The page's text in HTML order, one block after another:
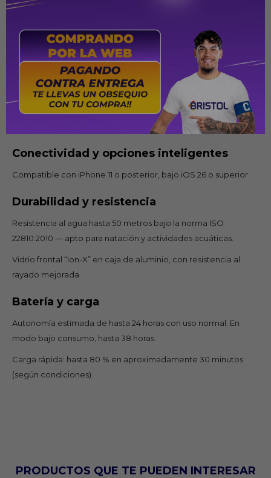
sangre (SpO₂), sensor de temperatura, brújula, altímetro
siempre activo, acelerómetro de alta fuerza-g, giroscopio de
alto rango dinámico.
Apps de salud incluidas: ECG, medición de oxígeno en sangre,
seguimiento del sueño (incluye fases de sueño y puntuación),
seguimiento del ciclo menstrual, notificaciones de ritmo
cardiaco irregular, de hipertensión, de apnea del sueño.
Conectividad y opciones inteligentes
Compatible con iPhone 11 o posterior, bajo iOS 26 o superior.
Durabilidad y resistencia
Resistencia al agua hasta 50 metros bajo la norma ISO
22810:2010 — apto para natación y actividades acuáticas.
Vidrio frontal “Ion-X” en caja de aluminio, con resistencia al
rayado mejorada.
Batería y carga
Autonomía estimada de hasta 24 horas con uso normal. En
modo bajo consumo, hasta 38 horas.
Carga rápida: hasta 80 % en aproximadamente 30 minutos
(según condiciones).
PRODUCTOS QUE TE PUEDEN INTERESAR